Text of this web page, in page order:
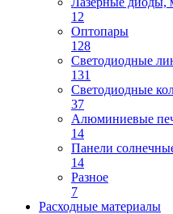
12
Оптопары
128
Светодиодные
131
Светодиодные
37
Алюминиевые
14
Панели
14
Разное
7
Расходные материалы